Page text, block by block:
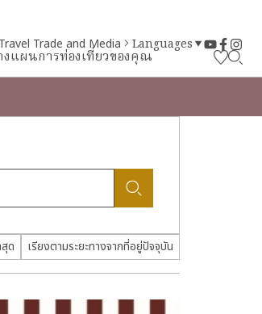
งแผนการท่องเที่ยวของคุณ
Travel Trade and Media Languages
ด เรียงตามระยะทางจากที่อยู่ปัจจุบัน